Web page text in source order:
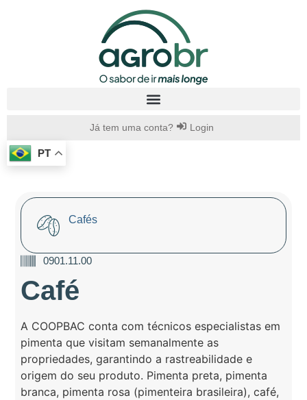
Já tem uma conta? Login
PT
Cafés
0901.11.00
Café
A COOPBAC conta com técnicos especialistas em
pimenta que visitam semanalmente as
propriedades, garantindo a rastreabilidade e
origem do seu produto. Pimenta preta, pimenta
branca, pimenta rosa (pimenteira brasileira), café,